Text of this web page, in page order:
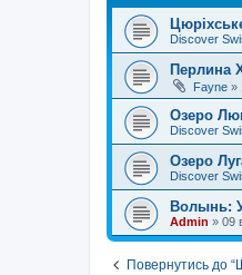
Discover
Перлина
Fayne »
Озеро
Discover
Озеро
Discover
Волынь:
Admin » 09
Повернутись до